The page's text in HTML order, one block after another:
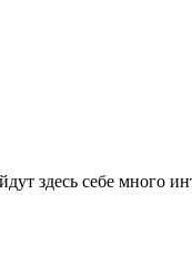
здесь себе много